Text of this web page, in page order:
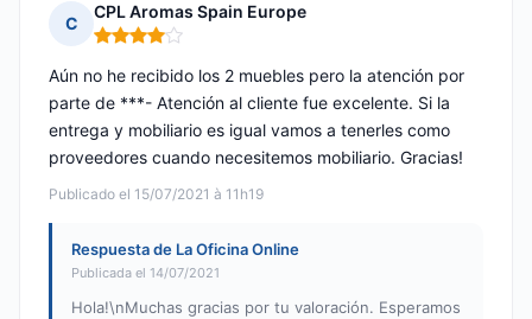
C
CPL Aromas Spain Europe
Nota: 4 de 5
Publicado el 15/07/2021 à 11h19
Aún no he recibido los 2 muebles pero la atención por
parte de ***- Atención al cliente fue excelente. Si la
entrega y mobiliario es igual vamos a tenerles como
proveedores cuando necesitemos mobiliario. Gracias!
Respuesta de La Oficina Online
Publicada el 14/07/2021
Hola!\nMuchas gracias por tu valoración. Esperamos